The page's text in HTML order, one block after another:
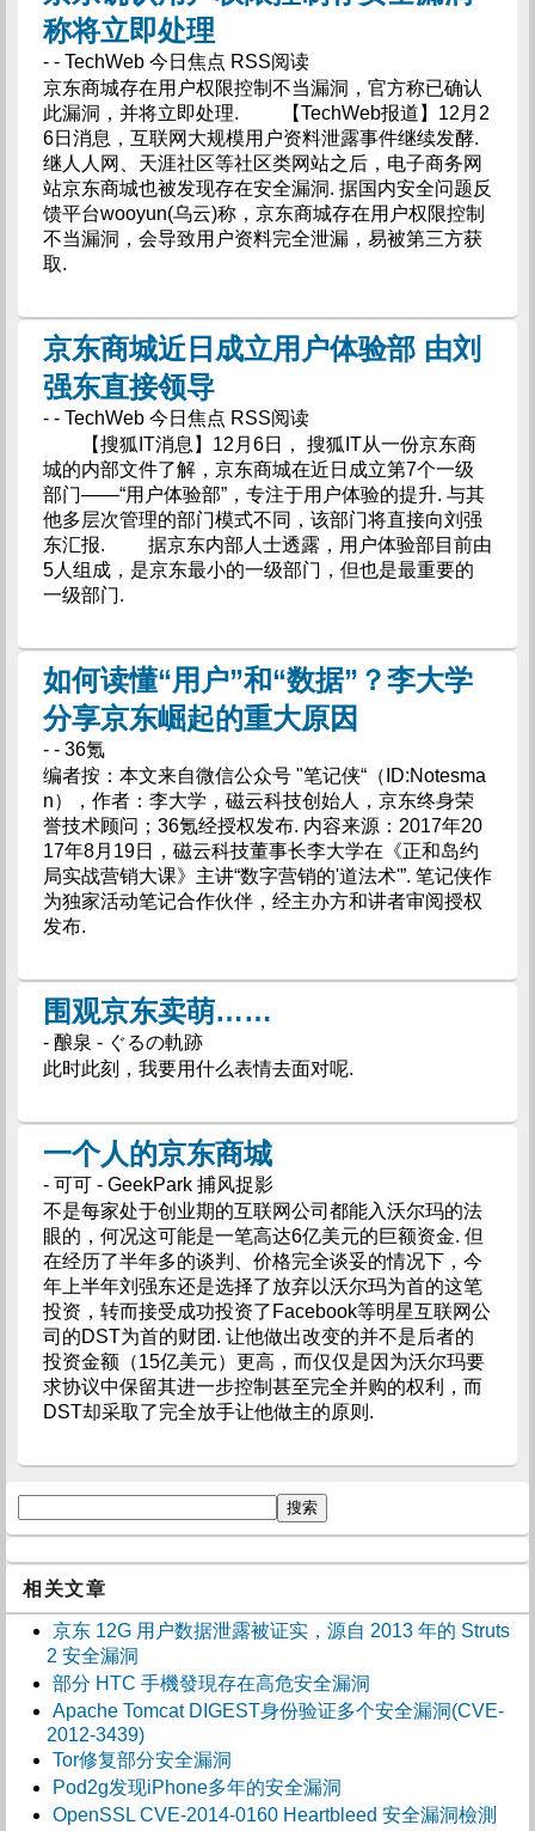
称将立即处理
- - TechWeb 今日焦点 RSS阅读
京东商城存在用户权限控制不当漏洞，官方称已确认
此漏洞，并将立即处理. 【TechWeb报道】12月2
6日消息，互联网大规模用户资料泄露事件继续发酵.
继人人网、天涯社区等社区类网站之后，电子商务网
站京东商城也被发现存在安全漏洞. 据国内安全问题反
馈平台wooyun(乌云)称，京东商城存在用户权限控制
不当漏洞，会导致用户资料完全泄漏，易被第三方获
取.
京东商城近日成立用户体验部 由刘
强东直接领导
- - TechWeb 今日焦点 RSS阅读
【搜狐IT消息】12月6日， 搜狐IT从一份京东商
城的内部文件了解，京东商城在近日成立第7个一级
部门——“用户体验部”，专注于用户体验的提升. 与其
他多层次管理的部门模式不同，该部门将直接向刘强
东汇报. ​据京东内部人士透露，用户体验部目前由
5人组成，是京东最小的一级部门，但也是最重要的
一级部门.
如何读懂“用户”和“数据”？李大学
分享京东崛起的重大原因
- - 36氪
编者按：本文来自微信公众号 "笔记侠“（ID:Notesma
n），作者：李大学，磁云科技创始人，京东终身荣
誉技术顾问；36氪经授权发布. 内容来源：2017年20
17年8月19日，磁云科技董事长李大学在《正和岛约
局实战营销大课》主讲“数字营销的'道法术'”. 笔记侠作
为独家活动笔记合作伙伴，经主办方和讲者审阅授权
发布.
围观京东卖萌……
- 酿泉 - ぐるの軌跡
此时此刻，我要用什么表情去面对呢.
一个人的京东商城
- 可可 - GeekPark 捕风捉影
不是每家处于创业期的互联网公司都能入沃尔玛的法
眼的，何况这可能是一笔高达6亿美元的巨额资金. 但
在经历了半年多的谈判、价格完全谈妥的情况下，今
年上半年刘强东还是选择了放弃以沃尔玛为首的这笔
投资，转而接受成功投资了Facebook等明星互联网公
司的DST为首的财团. 让他做出改变的并不是后者的
投资金额（15亿美元）更高，而仅仅是因为沃尔玛要
求协议中保留其进一步控制甚至完全并购的权利，而
DST却采取了完全放手让他做主的原则.
相关文章
京东 12G 用户数据泄露被证实，源自 2013 年的 Struts
2 安全漏洞
部分 HTC 手機發現存在高危安全漏洞
Apache Tomcat DIGEST身份验证多个安全漏洞(CVE-
2012-3439)
Tor修复部分安全漏洞
Pod2g发现iPhone多年的安全漏洞
OpenSSL CVE-2014-0160 Heartbleed 安全漏洞檢測